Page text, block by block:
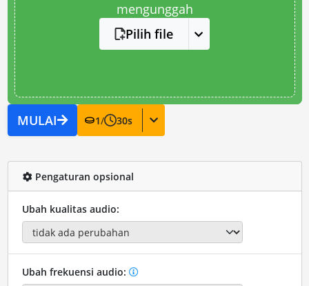
mengunggah
Pilih file
MULAI 1/ 30s
Pengaturan opsional
Ubah kualitas audio:
Ubah frekuensi audio: